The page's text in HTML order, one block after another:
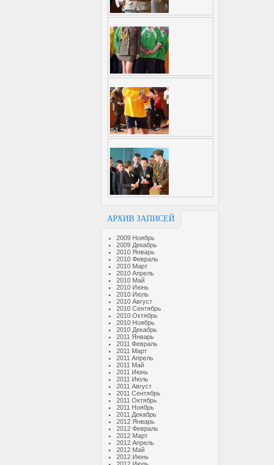
АРХИВ ЗАПИСЕЙ
2009 Ноябрь
2009 Декабрь
2010 Январь
2010 Февраль
2010 Март
2010 Апрель
2010 Май
2010 Июнь
2010 Июль
2010 Август
2010 Сентябрь
2010 Октябрь
2010 Ноябрь
2010 Декабрь
2011 Январь
2011 Февраль
2011 Март
2011 Апрель
2011 Май
2011 Июнь
2011 Июль
2011 Август
2011 Сентябрь
2011 Октябрь
2011 Ноябрь
2011 Декабрь
2012 Январь
2012 Февраль
2012 Март
2012 Апрель
2012 Май
2012 Июнь